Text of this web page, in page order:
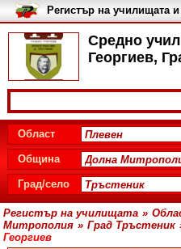
Средно
Георгиев,
Регистър на училищата и
университетите в
Област
Община
Град/село
Регистър на училищата »
Митрополия » Град Тръстеник
Георгиев